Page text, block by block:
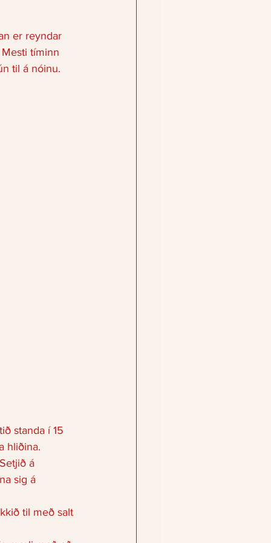
er reyndar
tíminn
til á nóinu.
standa í 15
hliðina.
á
sig á
til með salt